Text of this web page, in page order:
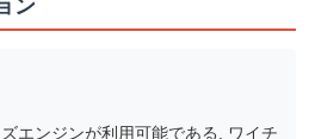
ン
エンジンが利用可能である. ワイチ